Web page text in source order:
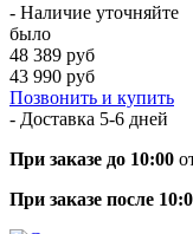
- Наличие уточняйте
было
48 389 руб
43 990 руб
Позвонить и купить
- Доставка 5-6 дней
При заказе до 10:00
При заказе после